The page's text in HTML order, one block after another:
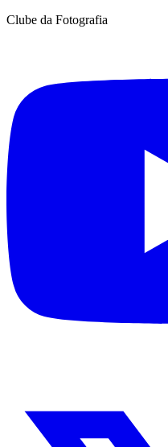
Clube da Fotografia